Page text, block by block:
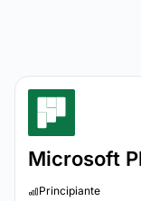
Microsoft
Principiante